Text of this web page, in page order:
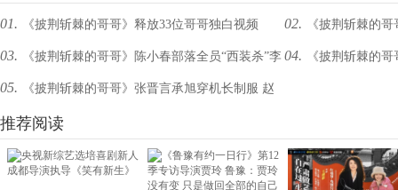
01. 《披荆斩棘的哥哥》释放33位哥哥独白视频
与“镜”对话述说“我”的故事
02. 《披荆斩棘的
全员认真训练陈小
03. 《披荆斩棘的哥哥》陈小春部落全员“西装杀”李
承铉张淇双吉他深情献唱
04. 《披荆斩棘的
05. 《披荆斩棘的哥哥》张晋言承旭穿机长制服 赵
文卓古琴首秀
推荐阅读